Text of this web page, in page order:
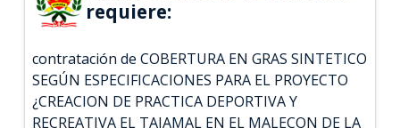
requiere:
contratación de COBERTURA EN GRAS SINTETICO
SEGÚN ESPECIFICACIONES PARA EL PROYECTO
¿CREACION DE PRACTICA DEPORTIVA Y
RECREATIVA EL TAJAMAL EN EL MALECON DE LA